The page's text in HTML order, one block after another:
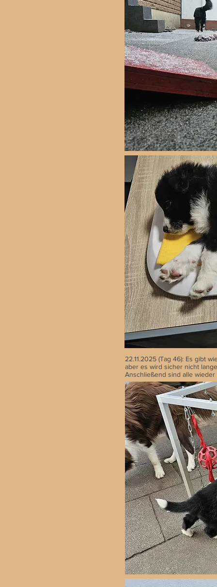
22.11.2025 (Tag 46): Es gibt
aber es wird sicher nicht
Anschließend sind alle wieder